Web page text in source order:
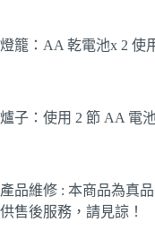
燈籠：AA 乾電池x 2 使
爐子：使用 2 節 AA 電
產品維修 : 本商品為真
供售後服務，請見諒！